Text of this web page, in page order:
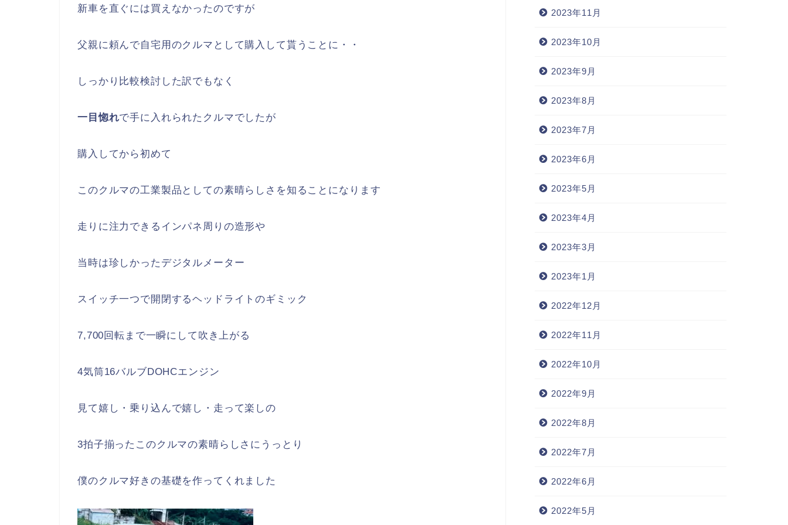
新車を直ぐには買えなかったのですが
父親に頼んで自宅用のクルマとして購入して貰うことに・・
しっかり比較検討した訳でもなく
一目惚れで手に入れられたクルマでしたが
購入してから初めて
このクルマの工業製品としての素晴らしさを知ることになります
走りに注力できるインパネ周りの造形や
当時は珍しかったデジタルメーター
スイッチ一つで開閉するヘッドライトのギミック
7,700回転まで一瞬にして吹き上がる
4気筒16バルブDOHCエンジン
見て嬉し・乗り込んで嬉し・走って楽しの
3拍子揃ったこのクルマの素晴らしさにうっとり
僕のクルマ好きの基礎を作ってくれました
2023年11月
2023年10月
2023年9月
2023年8月
2023年7月
2023年6月
2023年5月
2023年4月
2023年3月
2023年1月
2022年12月
2022年11月
2022年10月
2022年9月
2022年8月
2022年7月
2022年6月
2022年5月